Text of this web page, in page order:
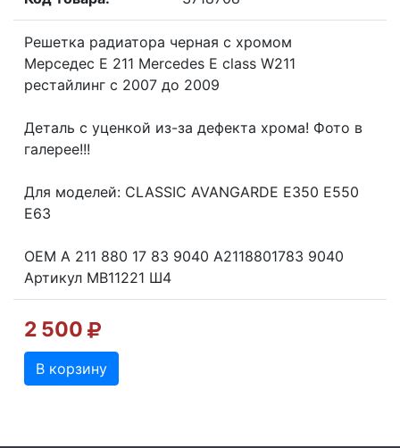
Решетка радиатора черная с хромом
Мерседес Е 211 Mercedes E class W211
рестайлинг с 2007 до 2009
Деталь с уценкой из-за дефекта хрома! Фото в
галерее!!!
Для моделей: CLASSIC AVANGARDE E350 E550
E63
OEM A 211 880 17 83 9040 A2118801783 9040
Артикул MB11221 Ш4
2 500
В корзину